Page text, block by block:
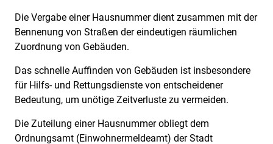
Die Vergabe einer Hausnummer dient zusammen mit der
Bennenung von Straßen der eindeutigen räumlichen
Zuordnung von Gebäuden.
Das schnelle Auffinden von Gebäuden ist insbesondere
für Hilfs- und Rettungsdienste von entscheidener
Bedeutung, um unötige Zeitverluste zu vermeiden.
Die Zuteilung einer Hausnummer obliegt dem
Ordnungsamt (Einwohnermeldeamt) der Stadt